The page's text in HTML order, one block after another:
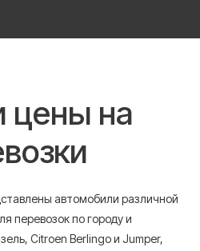
на
автомобили различной
перевозок по городу и
Citroen Berlingo и Jumper,